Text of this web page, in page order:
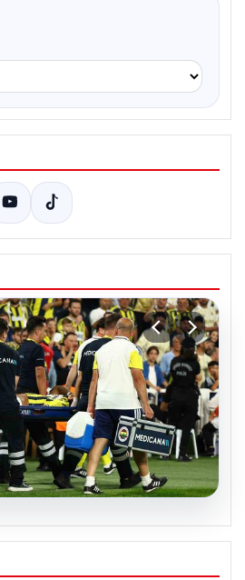
Sturm Graz maçında
kahreden haber!